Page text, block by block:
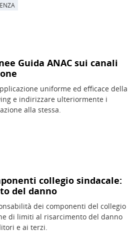
Guida ANAC sui canali
uniforme ed efficace della
e indirizzare ulteriormente i
alla stessa.
collegio sindacale:
del danno
dei componenti del collegio
di limiti al risarcimento del danno
e ai terzi.